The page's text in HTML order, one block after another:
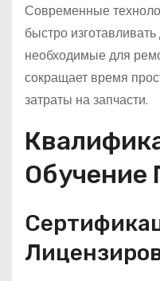
Современные
быстро
необходимые для
сокращает время
затраты на запчасти.
Обучение